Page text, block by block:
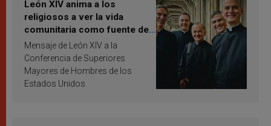
León XIV anima a los
religiosos a ver la vida
comunitaria como fuente de
inspiración y santificación
Mensaje de León XIV a la
Conferencia de Superiores
Mayores de Hombres de los
Estados Unidos